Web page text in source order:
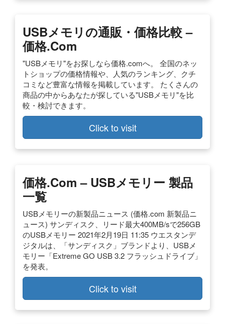
USBメモリの通販・価格比較 –
価格.com
"USBメモリ"をお探しなら価格.comへ。 全国のネッ
トショップの価格情報や、人気のランキング、クチ
コミなど豊富な情報を掲載しています。 たくさんの
商品の中からあなたが探している"USBメモリ"を比
較・検討できます。
Click to visit
価格.com – USBメモリー 製品
一覧
USBメモリーの新製品ニュース (価格.com 新製品ニ
ュース) サンディスク、リード最大400MB/sで256GB
のUSBメモリー 2021年2月19日 11:35 ウエスタンデ
ジタルは、「サンディスク」ブランドより、USBメ
モリー「Extreme GO USB 3.2 フラッシュドライブ」
を発表。
Click to visit